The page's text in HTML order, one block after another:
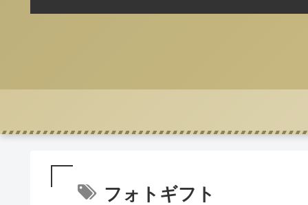
フォトギフト